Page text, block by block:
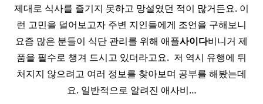
제대로 식사를 즐기지 못하고 망설였던 적이 많거든요. 이
런 고민을 덜어보고자 주변 지인들에게 조언을 구해보니
요즘 많은 분들이 식단 관리를 위해 애플사이다비니거 제
품을 필수로 챙겨 드시고 있더라고요. ​ 저 역시 유행에 뒤
처지지 않으려고 여러 정보를 찾아보며 공부를 해봤는데
요. 일반적으로 알려진 애사비…